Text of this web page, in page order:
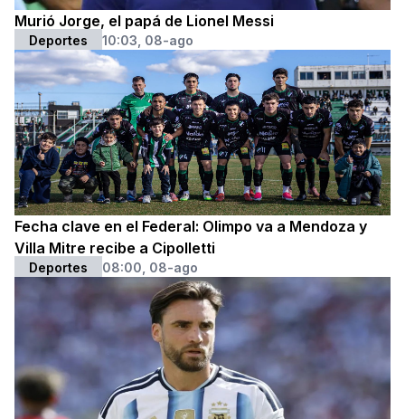
Murió Jorge, el papá de Lionel Messi
Deportes 10:03, 08-ago
Fecha clave en el Federal: Olimpo va a Mendoza y
Villa Mitre recibe a Cipolletti
Deportes 08:00, 08-ago